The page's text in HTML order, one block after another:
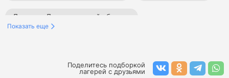
Лагеря в Ленинградской области
Детские лагеря в Туапсе Детские лагеря в Сочи
Показать еще
Поделитесь подборкой
лагерей с друзьями